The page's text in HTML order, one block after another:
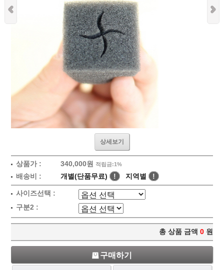
상세보기
상품가 : 340,000원 적립금:1%
배송비 : 개별(단품무료) ! 지역별 !
사이즈선택 :
구분2 :
총 상품 금액 0 원
구매하기